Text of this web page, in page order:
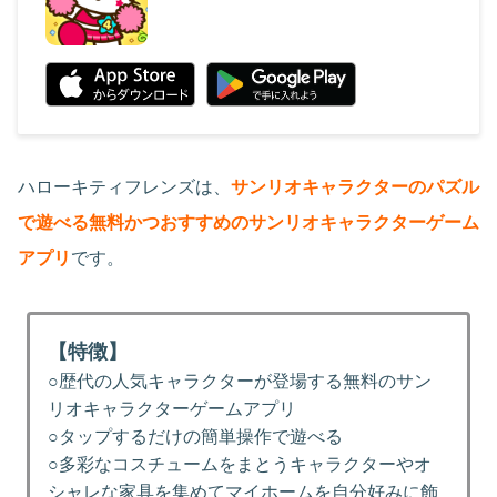
ハローキティフレンズは、 サンリオキャラクターのパズル
で遊べる無料かつおすすめのサンリオキャラクターゲーム
アプリ です。
【特徴】
○歴代の人気キャラクターが登場する無料のサン
リオキャラクターゲームアプリ
○タップするだけの簡単操作で遊べる
○多彩なコスチュームをまとうキャラクターやオ
シャレな家具を集めてマイホームを自分好みに飾